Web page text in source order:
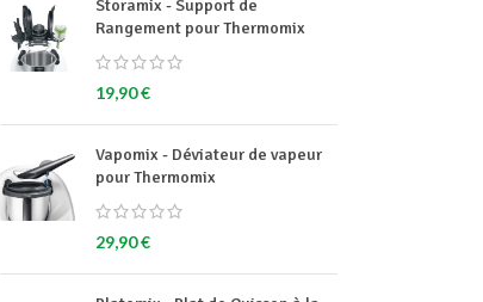
Storamix - Support de
Rangement pour Thermomix
19,90€
Vapomix - Déviateur de vapeur
pour Thermomix
29,90€